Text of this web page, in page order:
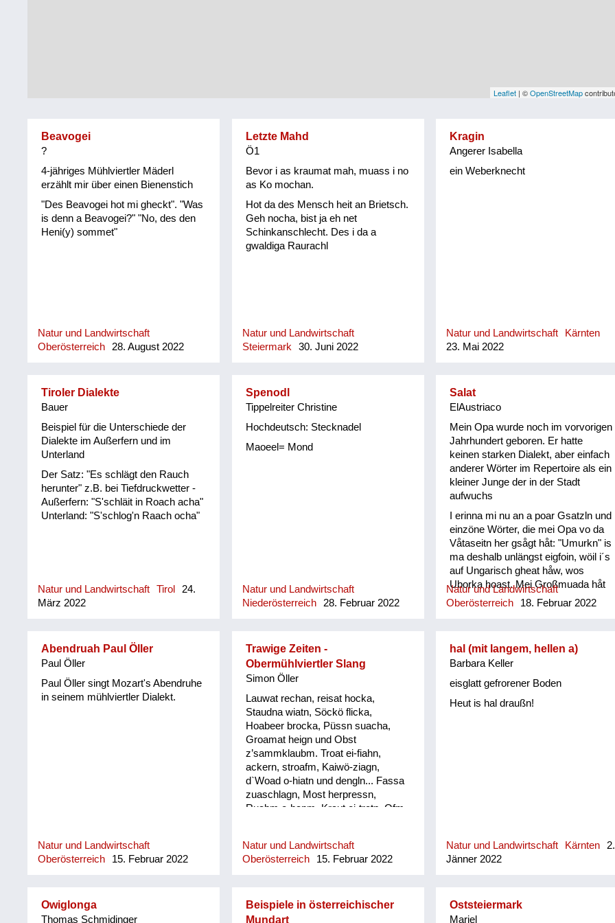
Leaflet | ©OpenStreetMap
Beavogei
?
4-jähriges Mühlviertler Mäderl
erzählt mir über einen Bienenstich
"Des Beavogei hot mi gheckt". "Was
is denn a Beavogei?" "No, des den
Heni(y) sommet"
Natur und Landwirtschaft
Oberösterreich
28. August 2022
Letzte Mahd
Ö1
Bevor i as kraumat mah, muass i no
as Ko mochan.
Hot da des Mensch heit an Brietsch.
Geh nocha, bist ja eh net
Schinkanschlecht. Des i da a
gwaldiga Raurachl
Natur und Landwirtschaft
Steiermark
30. Juni 2022
Kragin
Angerer Isabella
ein Weberknecht
Natur und Landwirtschaft
Kärnten
23. Mai 2022
Tiroler Dialekte
Bauer
Beispiel für die Unterschiede der
Dialekte im Außerfern und im
Unterland
Der Satz: "Es schlägt den Rauch
herunter" z.B. bei Tiefdruckwetter -
Außerfern: "S'schläit in Roach acha"
Unterland: "S'schlog'n Raach ocha"
Natur und Landwirtschaft Tirol
24.
März 2022
Spenodl
Tippelreiter Christine
Hochdeutsch: Stecknadel
Maoeel= Mond
Natur und Landwirtschaft
Niederösterreich
28. Februar 2022
Salat
ElAustriaco
Mein Opa wurde noch im vorvorigen
Jahrhundert geboren. Er hatte
keinen starken Dialekt, aber einfach
anderer Wörter im Repertoire als ein
kleiner Junge der in der Stadt
aufwuchs
I erinna mi nu an a poar Gsatzln und
einzöne Wörter, die mei Opa vo da
Våtaseitn her gsågt håt: "Umurkn" is
ma deshalb unlängst eigfoin, wöil i´s
auf Ungarisch gheat håw, wos
Uborka hoast. Mei Großmuada håt
jewåis im Spätherbst den Andivi
frischen grean Salåt ghåwt håm.
Natur und Landwirtschaft
Oberösterreich
18. Februar 2022
Abendruah Paul Öller
Paul Öller
Paul Öller singt Mozart's Abendruhe
in seinem mühlviertler Dialekt.
Natur und Landwirtschaft
Oberösterreich
15. Februar 2022
Trawige Zeiten -
Obermühlviertler Slang
Simon Öller
Lauwat rechan, reisat hocka,
Staudna wiatn, Söckö flicka,
Hoabeer brocka, Püssn suacha,
Groamat heign und Obst
z’sammklaubm. Troat ei-fiahn,
ackern, stroafm, Kaiwö-ziagn,
d`Woad o-hiatn und dengln... Fassa
zuaschlagn, Most herpressn,
Ruabm o-hapm, Kraut ei-tretn, Ofm
Haar schnei´lassn, Mist ausführn, d
´Wiesn odl´n und dengeln. Loatan-
Blunzn mocha, Bandln wewan,
Schwingan z`ein, Kiada geh, Fedan
Natur und Landwirtschaft
Oberösterreich
15. Februar 2022
hal (mit langem, hellen a)
Barbara Keller
eisglatt gefrorener Boden
Heut is hal draußn!
Natur und Landwirtschaft Kärnten
2.
Jänner 2022
Owiglonga
Thomas Schmidinger
Beispiele in österreichischer
Mundart
Oststeiermark
Mariel